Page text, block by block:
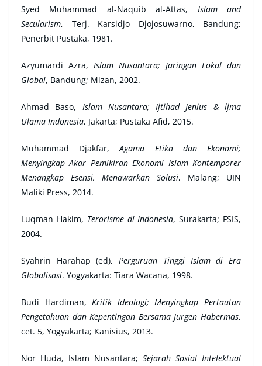
Syed Muhammad al-Naquib al-Attas, Islam and
Secularism, Terj. Karsidjo Djojosuwarno, Bandung;
Penerbit Pustaka, 1981.
Azyumardi Azra, Islam Nusantara; Jaringan Lokal dan
Global, Bandung; Mizan, 2002.
Ahmad Baso, Islam Nusantara; Ijtihad Jenius & ljma
Ulama Indonesia, Jakarta; Pustaka Afid, 2015.
Muhammad Djakfar,Agama Etika dan Ekonomi;
Menyingkap Akar Pemikiran Ekonomi Islam Kontemporer
Menangkap Esensi, Menawarkan Solusi, Malang; UIN
Maliki Press, 2014.
Luqman Hakim, Terorisme di Indonesia, Surakarta; FSIS,
2004.
Syahrin Harahap (ed), Perguruan Tinggi Islam di Era
Globalisasi. Yogyakarta: Tiara Wacana, 1998.
Budi Hardiman, Kritik ldeologi; Menyingkap Pertautan
Pengetahuan dan Kepentingan Bersama Jurgen Habermas,
cet. 5, Yogyakarta; Kanisius, 2013.
Nor Huda, Islam Nusantara; Sejarah Sosial Intelektual